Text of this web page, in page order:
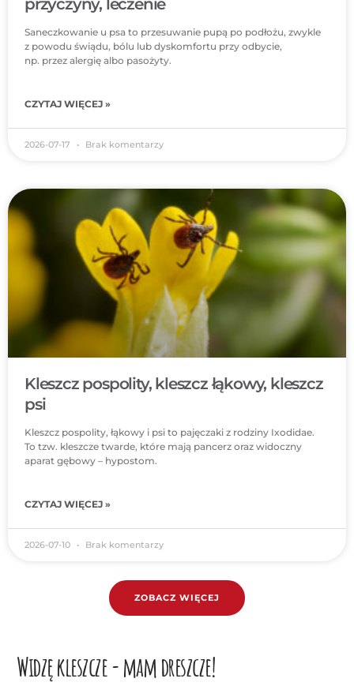
Saneczkowanie u psa to przesuwanie pupą po podłożu, zwykle
z powodu świądu, bólu lub dyskomfortu przy odbycie,
np. przez alergię albo pasożyty.
CZYTAJ WIĘCEJ »
2026-07-17 Brak komentarzy
Kleszcz pospolity, kleszcz łąkowy, kleszcz
psi
Kleszcz pospolity, łąkowy i psi to pajęczaki z rodziny Ixodidae.
To tzw. kleszcze twarde, które mają pancerz oraz widoczny
aparat gębowy – hypostom.
CZYTAJ WIĘCEJ »
2026-07-10 Brak komentarzy
ZOBACZ WIĘCEJ
Widzę kleszcze - mam dreszcze!